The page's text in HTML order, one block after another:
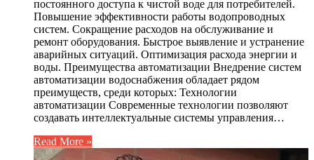
постоянного доступа к чистой воде для потребителей.
Повышение эффективности работы водопроводных
систем. Сокращение расходов на обслуживание и
ремонт оборудования. Быстрое выявление и устранение
аварийных ситуаций. Оптимизация расхода энергии и
воды. Преимущества автоматизации Внедрение систем
автоматизации водоснабжения обладает рядом
преимуществ, среди которых: Технологии
автоматизации Современные технологии позволяют
создавать интеллектуальные системы управления…
Read More »